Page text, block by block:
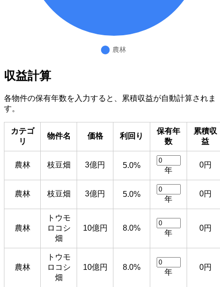
収益計算
各物件の保有年数を入力すると、累積収益が自動計算されま
す。
カテゴ
リ
物件名 価格 利回り
保有年
数
累積収
益
農林 枝豆畑 3億円 5.0%
年
0円
農林 枝豆畑 3億円 5.0%
年
0円
農林
トウモ
ロコシ
畑
10億円 8.0%
年
0円
農林
トウモ
ロコシ
畑
10億円 8.0%
年
0円